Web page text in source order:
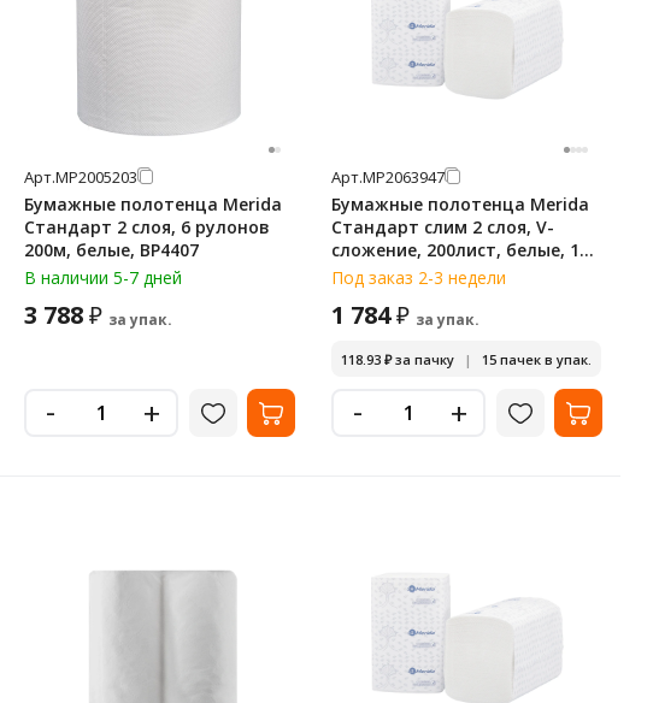
Арт.МР2005203
Бумажные полотенца Merida
Стандарт 2 слоя, 6 рулонов
200м, белые, BP4407
В наличии 5-7 дней
3 788₽ за упак.
- +
Арт.МР2063947
Бумажные полотенца Merida
Стандарт слим 2 слоя, V-
сложение, 200лист, белые, 15
пачек, BP1406
Под заказ 2-3 недели
1 784₽ за упак.
118.93 ₽за пачку | 15 пачек в упак.
- +